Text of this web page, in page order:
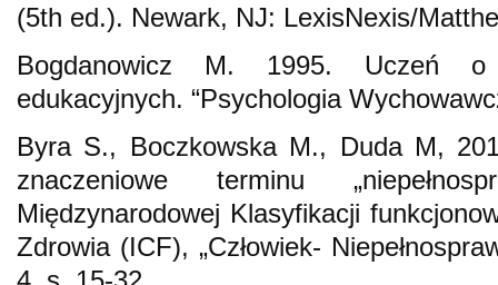
(5th ed.). Newark, NJ: LexisNexis/
Bogdanowicz M. 1995. Uczeń o
edukacyjnych. “Psychologia
Byra S., Boczkowska M., Duda M,
znaczeniowe terminu
Międzynarodowej Klasyfikacji
Zdrowia (ICF), „Człowiek-